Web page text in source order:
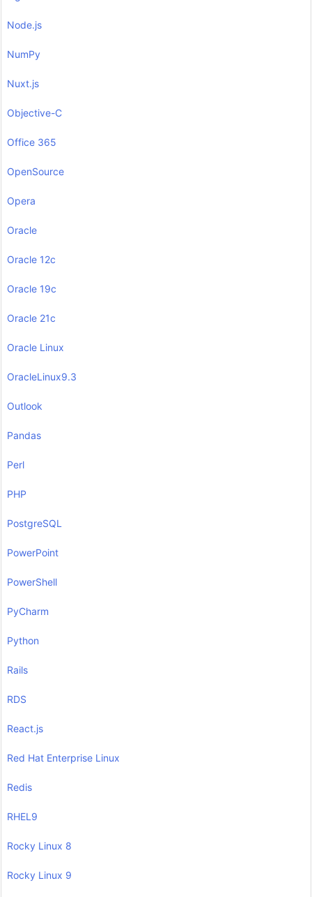
Node.js
NumPy
Nuxt.js
Objective-C
Office 365
OpenSource
Opera
Oracle
Oracle 12c
Oracle 19c
Oracle 21c
Oracle Linux
OracleLinux9.3
Outlook
Pandas
Perl
PHP
PostgreSQL
PowerPoint
PowerShell
PyCharm
Python
Rails
RDS
React.js
Red Hat Enterprise Linux
Redis
RHEL9
Rocky Linux 8
Rocky Linux 9